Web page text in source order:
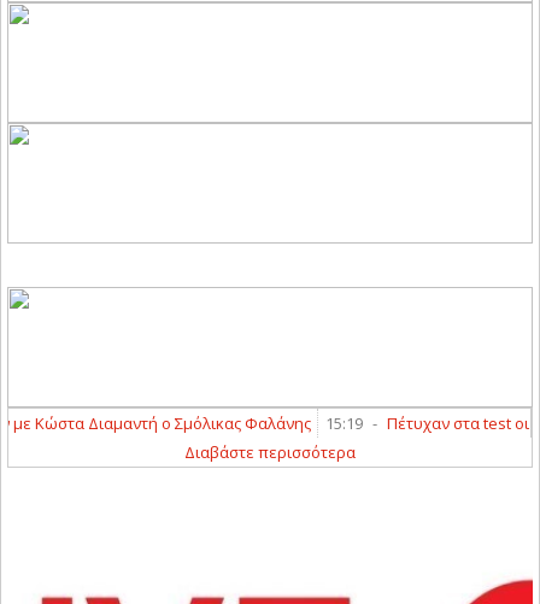
Διαμαντή ο Σμόλικας Φαλάνης 15:19 - Πέτυχαν στα test οι
Διαβάστε περισσότερα